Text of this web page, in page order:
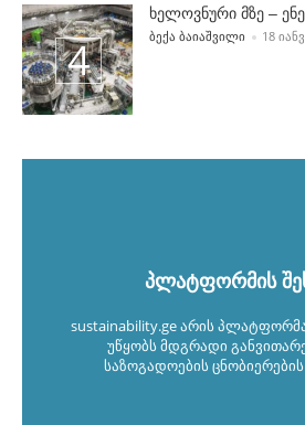
ხელოვნური მზე –
POSTED BY
ᲑᲔᲥᲐ ᲑᲐᲘᲐᲨᲕᲘᲚᲘ 18
პლატფორმის
sustainability.ge არის
უწყობს მდგრადი
საზოგადოების